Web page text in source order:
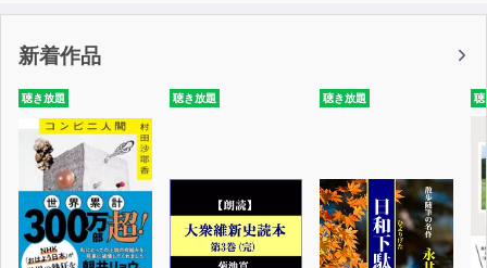
新着作品
聴き放題 聴き放題 聴き放題 聴